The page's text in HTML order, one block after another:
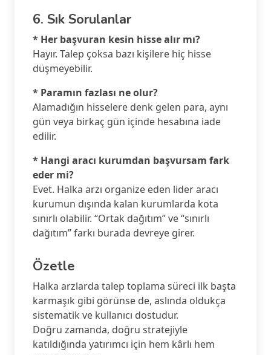
6. Sık Sorulanlar
* Her başvuran kesin hisse alır mı?
Hayır. Talep çoksa bazı kişilere hiç hisse
düşmeyebilir.
* Paramın fazlası ne olur?
Alamadığın hisselere denk gelen para, aynı
gün veya birkaç gün içinde hesabına iade
edilir.
* Hangi aracı kurumdan başvursam fark
eder mi?
Evet. Halka arzı organize eden lider aracı
kurumun dışında kalan kurumlarda kota
sınırlı olabilir. “Ortak dağıtım” ve “sınırlı
dağıtım” farkı burada devreye girer.
Özetle
Halka arzlarda talep toplama süreci ilk başta
karmaşık gibi görünse de, aslında oldukça
sistematik ve kullanıcı dostudur.
Doğru zamanda, doğru stratejiyle
katıldığında yatırımcı için hem kârlı hem